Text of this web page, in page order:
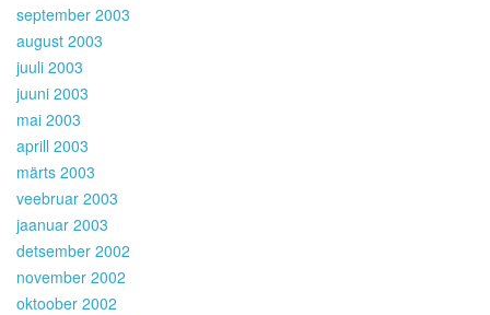
september 2003
august 2003
juuli 2003
juuni 2003
mai 2003
aprill 2003
märts 2003
veebruar 2003
jaanuar 2003
detsember 2002
november 2002
oktoober 2002